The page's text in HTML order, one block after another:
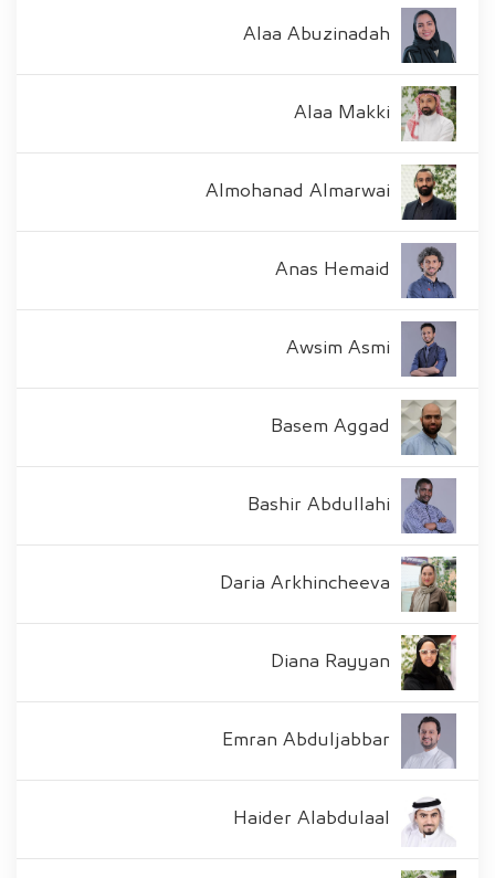
Alaa Abuzinadah
Alaa Makki
Almohanad Almarwai
Anas Hemaid
Awsim Asmi
Basem Aggad
Bashir Abdullahi
Daria Arkhincheeva
Diana Rayyan
Emran Abduljabbar
Haider Alabdulaal